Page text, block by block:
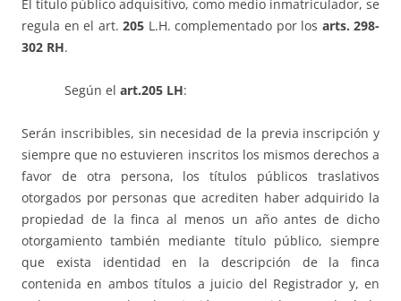
El título público adquisitivo, como medio inmatriculador, se
regula en el art. 205 L.H. complementado por los arts. 298-
302 RH.
Según el art.205 LH:
Serán inscribibles, sin necesidad de la previa inscripción y
siempre que no estuvieren inscritos los mismos derechos a
favor de otra persona, los títulos públicos traslativos
otorgados por personas que acrediten haber adquirido la
propiedad de la finca al menos un año antes de dicho
otorgamiento también mediante título público, siempre
que exista identidad en la descripción de la finca
contenida en ambos títulos a juicio del Registrador y, en